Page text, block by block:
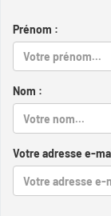
Prénom :
Nom :
Votre adresse e-